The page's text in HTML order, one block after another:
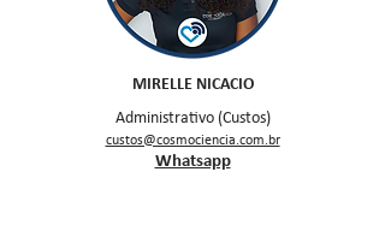
MIRELLE NICACIO
Administrativo (Custos)
custos@cosmociencia.com.br
Whatsapp